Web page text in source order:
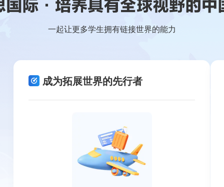
一起让更多学生拥有链接世界的能力
成为拓展世界的先行者